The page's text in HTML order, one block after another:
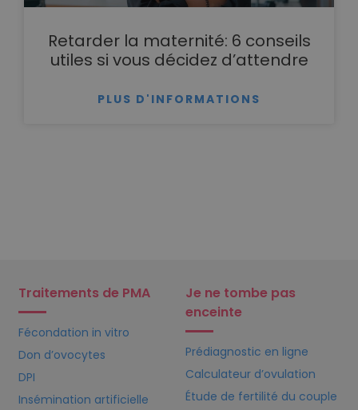
Retarder la maternité: 6 conseils
utiles si vous décidez d’attendre
PLUS D'INFORMATIONS
Traitements de PMA
Fécondation in vitro
Don d’ovocytes
DPI
Insémination artificielle
Je ne tombe pas
enceinte
Prédiagnostic en ligne
Calculateur d’ovulation
Étude de fertilité du couple